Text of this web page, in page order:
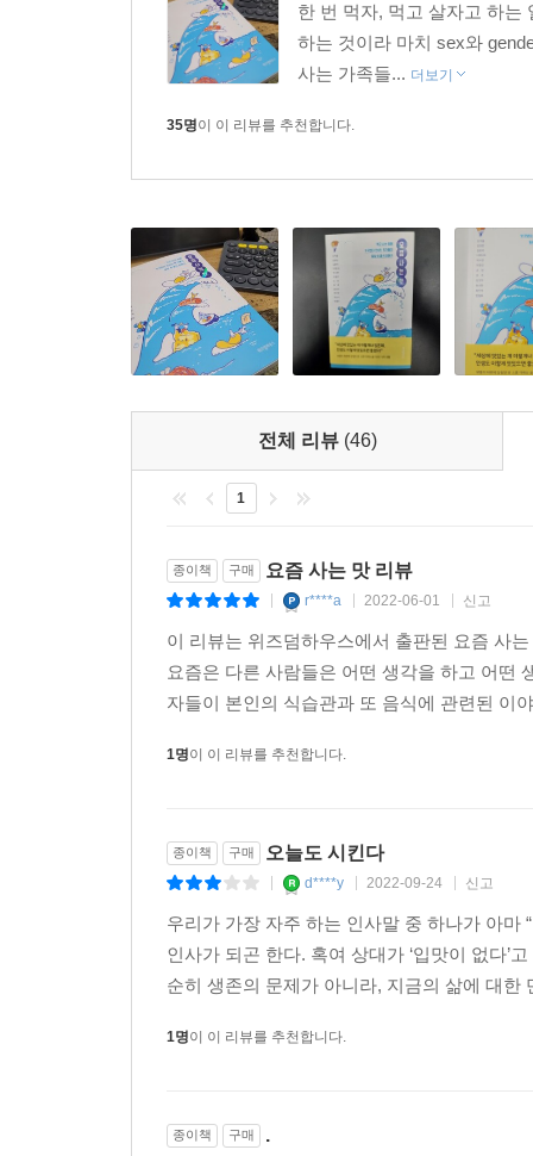
손현 | 콘텐츠 매니저, 작가
“하루치 육아와 일이 끝나면 맥주캔을 딴다. 잠든
“달릴 때는 아이스바를 먹는다.”
임진아 | 삽화가, 에세이스트
“마음이 헛헛할 때는 좋아하는 음식이 가득한 메뉴
천선란 | 소설가
“추울 때는 아이스크림을 먹는다.”
“하루를 시작할 때는 크루아상을 먹는다. 당연히,
핫펠트 | 싱어송라이터
한 번 먹자, 먹고 살자고 하는
하는 것이라 마치 sex와
사는 가족들... 더보기
35명이 이 리뷰를 추천합니다.
전체 리뷰 (46)
1
종이책 구매 요즘 사는 맛 리뷰
r****a 2022-06-01 신고
이 리뷰는 위즈덤하우스에서 출판된 요즘 사
요즘은 다른 사람들은 어떤 생각을 하고 어떤
자들이 본인의 식습관과 또 음식에 관련된 이
1명이 이 리뷰를 추천합니다.
종이책 구매 오늘도 시킨다
d****y 2022-09-24 신고
우리가 가장 자주 하는 인사말 중 하나가 아마
인사가 되곤 한다. 혹여 상대가 ‘입맛이 없다’
순히 생존의 문제가 아니라, 지금의 삶에 대
1명이 이 리뷰를 추천합니다.
종이책 구매 .